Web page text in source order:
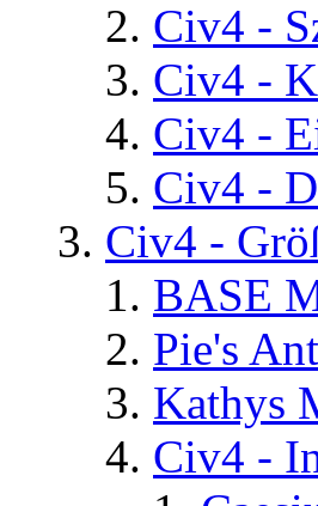
Civ4 -
Civ4 -
Civ4 -
Civ4 -
Civ4 -
BASE
Pie's
Kathys
Civ4 -